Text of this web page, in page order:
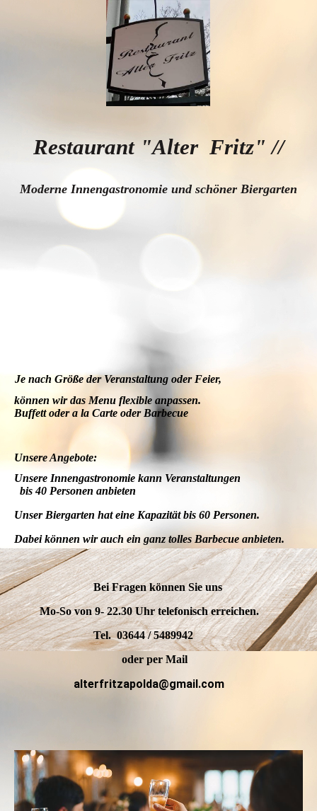
Restaurant "Alter Fritz"//
Moderne Innengastronomie und schöner Biergarten
Je nach Größe der Veranstaltung oder Feier,
können wir das Menu flexible anpassen.
Buffett oder a la Carte oder Barbecue
Unsere Angebote:
Unsere Innengastronomie kann Veranstaltungen
bis 40 Personen anbieten
Unser Biergarten hat eine Kapazität bis 60 Personen.
Dabei können wir auch ein ganz tolles Barbecue anbieten.
Bei Fragen können Sie uns
Mo-So von 9- 22.30 Uhr telefonisch erreichen.
Tel. 03644 / 5489942
oder per Mail
alterfritzapolda@gmail.com